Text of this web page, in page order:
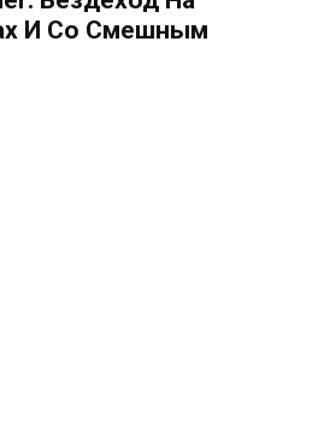
И Со Смешным